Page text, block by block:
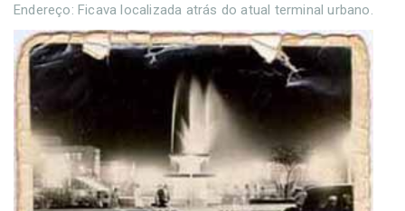
Endereço: Ficava localizada atrás do atual terminal urbano.